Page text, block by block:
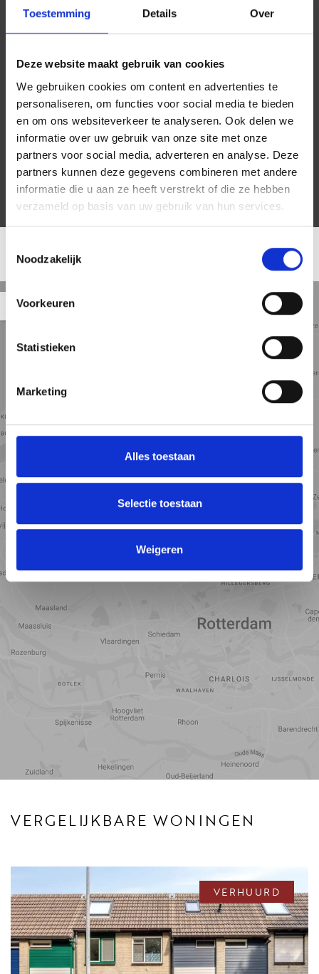
Toestemming Details Over
Deze website maakt gebruik van cookies
We gebruiken cookies om content en advertenties te
personaliseren, om functies voor social media te bieden
en om ons websiteverkeer te analyseren. Ook delen we
informatie over uw gebruik van onze site met onze
partners voor social media, adverteren en analyse. Deze
partners kunnen deze gegevens combineren met andere
informatie die u aan ze heeft verstrekt of die ze hebben
verzameld op basis van uw gebruik van hun services.
Noodzakelijk
Voorkeuren
Statistieken
Marketing
Alles toestaan
Selectie toestaan
Weigeren
De stijlvolle badkamer is ruim opgezet en voorzien van een inloop
regendouche, wastafelmeubel met verlichte spiegel en een
handdoekradiator. Op deze verdieping bevindt zich tevens een
een ruime overloop waar de cv-ketel is geplaatst. Vanuit deze
ruimte is er toegang tot de zolderkamer, welke uitstekend dienst
kan doen als slaap- of werkkamer. De kamer is licht en ruim en
biedt voldoende plaats voor een tweepersoonsbed en kast.
- De huurprijs is exclusief verwarming, water, elektriciteit,
televisie/internet;
- De woning is beschikbaar voor een minimale huurperiode van
- Niet geschikt voor 3+ woningdelers;
LOCATIE
Straat
Kaart
weergave
Voorzieningen
VERGELIJKBARE WONINGEN
VERHUURD